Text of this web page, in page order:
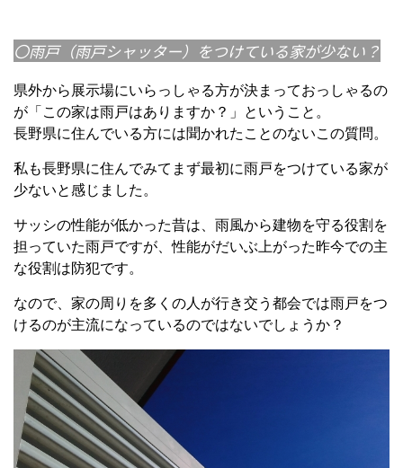
〇雨戸（雨戸シャッター）をつけている家が少ない？
県外から展示場にいらっしゃる方が決まっておっしゃるの
が「この家は雨戸はありますか？」ということ。
長野県に住んでいる方には聞かれたことのないこの質問。
私も長野県に住んでみてまず最初に雨戸をつけている家が
少ないと感じました。
サッシの性能が低かった昔は、雨風から建物を守る役割を
担っていた雨戸ですが、性能がだいぶ上がった昨今での主
な役割は防犯です。
なので、家の周りを多くの人が行き交う都会では雨戸をつ
けるのが主流になっているのではないでしょうか？